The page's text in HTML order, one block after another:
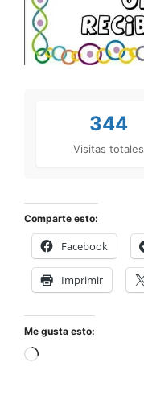
344
Visitas totales
Comparte esto:
Facebook
Imprimir
Me gusta esto: